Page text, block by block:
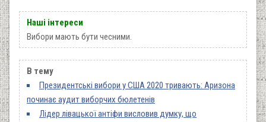
Наші інтереси
Вибори мають бути чесними.
В тему
Президентські вибори у США 2020 тривають: Аризона
починає аудит виборчих бюлетенів
Лідер лівацької антіфи висловив думку, що